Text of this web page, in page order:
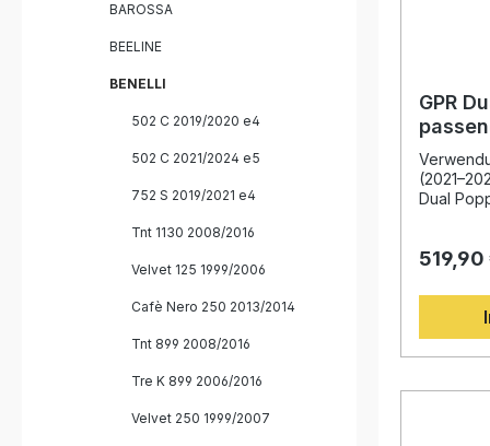
BAROSSA
BEELINE
BENELLI
502 C 2019/2020 e4
502 C 2021/2024 e5
752 S 2019/2021 e4
Tnt 1130 2008/2016
Velvet 125 1999/2006
Cafè Nero 250 2013/2014
Tnt 899 2008/2016
Tre K 899 2006/2016
Velvet 250 1999/2007
sportlichen
Montage
Lieferumfang: GPR
Auspuff Verbindungsrohr (Link Pipe)
GPR
Dual
Design,
made in
deutlich
519,90